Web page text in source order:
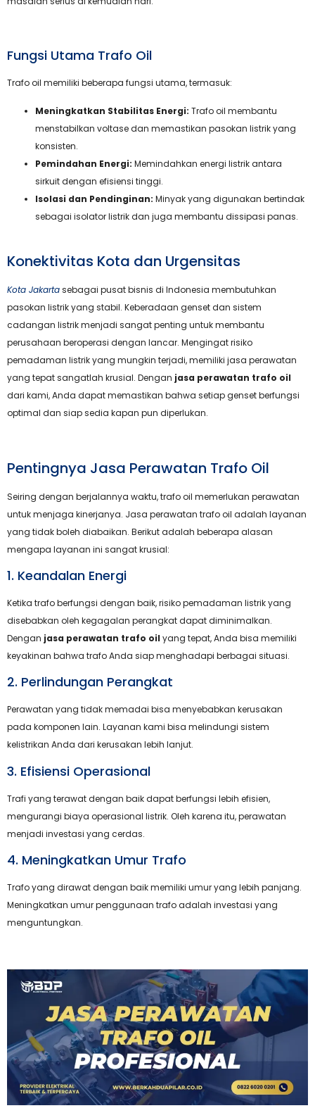
Fungsi Utama Trafo Oil
Trafo oil memiliki beberapa fungsi utama, termasuk:
Meningkatkan Stabilitas Energi: Trafo oil membantu
menstabilkan voltase dan memastikan pasokan listrik yang
konsisten.
Pemindahan Energi: Memindahkan energi listrik antara
sirkuit dengan efisiensi tinggi.
Isolasi dan Pendinginan: Minyak yang digunakan bertindak
sebagai isolator listrik dan juga membantu dissipasi panas.
Konektivitas Kota dan Urgensitas
Kota Jakartasebagai pusat bisnis di Indonesia membutuhkan
pasokan listrik yang stabil. Keberadaan genset dan sistem
cadangan listrik menjadi sangat penting untuk membantu
perusahaan beroperasi dengan lancar. Mengingat risiko
pemadaman listrik yang mungkin terjadi, memiliki jasa perawatan
yang tepat sangatlah krusial. Dengan jasa perawatan trafo oil
dari kami, Anda dapat memastikan bahwa setiap genset berfungsi
optimal dan siap sedia kapan pun diperlukan.
Pentingnya Jasa Perawatan Trafo Oil
Seiring dengan berjalannya waktu, trafo oil memerlukan perawatan
untuk menjaga kinerjanya. Jasa perawatan trafo oil adalah layanan
yang tidak boleh diabaikan. Berikut adalah beberapa alasan
mengapa layanan ini sangat krusial:
1. Keandalan Energi
Ketika trafo berfungsi dengan baik, risiko pemadaman listrik yang
disebabkan oleh kegagalan perangkat dapat diminimalkan.
Dengan jasa perawatan trafo oil yang tepat, Anda bisa memiliki
keyakinan bahwa trafo Anda siap menghadapi berbagai situasi.
2. Perlindungan Perangkat
Perawatan yang tidak memadai bisa menyebabkan kerusakan
pada komponen lain. Layanan kami bisa melindungi sistem
kelistrikan Anda dari kerusakan lebih lanjut.
3. Efisiensi Operasional
Trafi yang terawat dengan baik dapat berfungsi lebih efisien,
mengurangi biaya operasional listrik. Oleh karena itu, perawatan
menjadi investasi yang cerdas.
4. Meningkatkan Umur Trafo
Trafo yang dirawat dengan baik memiliki umur yang lebih panjang.
Meningkatkan umur penggunaan trafo adalah investasi yang
menguntungkan.